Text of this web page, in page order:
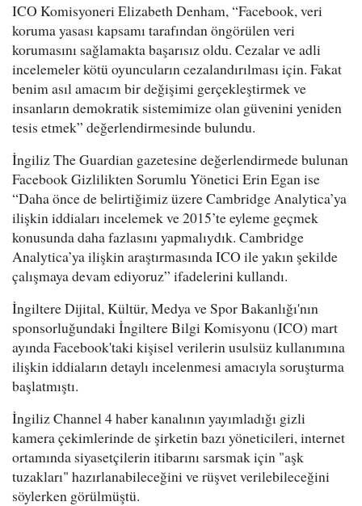
ICO Komisyoneri Elizabeth Denham, “Facebook, veri
koruma yasası kapsamı tarafından öngörülen veri
korumasını sağlamakta başarısız oldu. Cezalar ve adli
incelemeler kötü oyuncuların cezalandırılması için. Fakat
benim asıl amacım bir değişimi gerçekleştirmek ve
insanların demokratik sistemimize olan güvenini yeniden
tesis etmek” değerlendirmesinde bulundu.
İngiliz The Guardian gazetesine değerlendirmede bulunan
Facebook Gizlilikten Sorumlu Yönetici Erin Egan ise
“Daha önce de belirtiğimiz üzere Cambridge Analytica’ya
ilişkin iddiaları incelemek ve 2015’te eyleme geçmek
konusunda daha fazlasını yapmalıydık. Cambridge
Analytica’ya ilişkin araştırmasında ICO ile yakın şekilde
çalışmaya devam ediyoruz” ifadelerini kullandı.
İngiltere Dijital, Kültür, Medya ve Spor Bakanlığı'nın
sponsorluğundaki İngiltere Bilgi Komisyonu (ICO) mart
ayında Facebook'taki kişisel verilerin usulsüz kullanımına
ilişkin iddiaların detaylı incelenmesi amacıyla soruşturma
başlatmıştı.
İngiliz Channel 4 haber kanalının yayımladığı gizli
kamera çekimlerinde de şirketin bazı yöneticileri, internet
ortamında siyasetçilerin itibarını sarsmak için "aşk
tuzakları" hazırlanabileceğini ve rüşvet verilebileceğini
söylerken görülmüştü.